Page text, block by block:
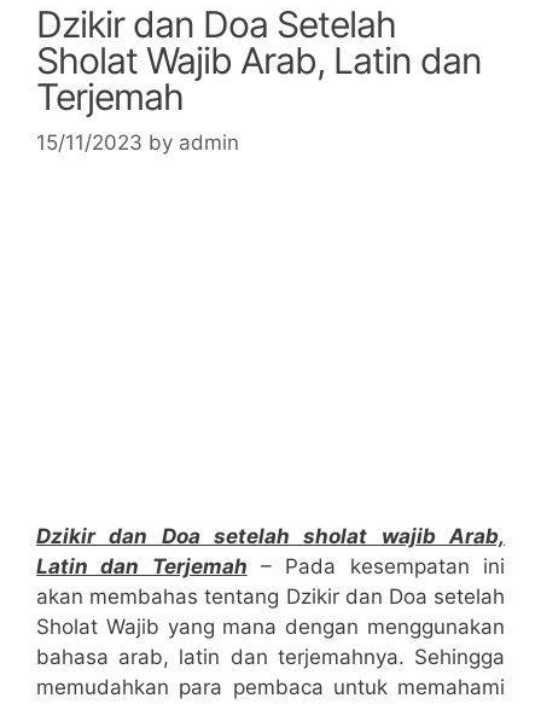
Dzikir dan Doa Setelah
Sholat Wajib Arab, Latin dan
Terjemah
15/11/2023 by admin
Dzikir dan Doa setelah sholat wajib Arab,
Latin dan Terjemah – Pada kesempatan ini
akan membahas tentang Dzikir dan Doa setelah
Sholat Wajib yang mana dengan menggunakan
bahasa arab, latin dan terjemahnya. Sehingga
memudahkan para pembaca untuk memahami